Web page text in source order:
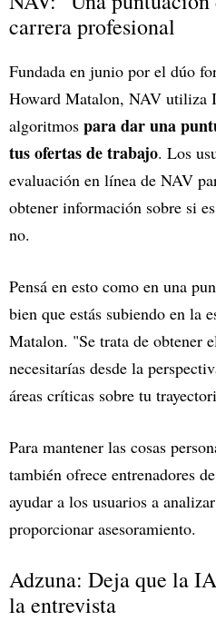
carrera profesional
Fundada en junio por el dúo
Howard Matalon, NAV utiliza
algoritmos para dar una
tus ofertas de trabajo. Los
evaluación en línea de NAV
obtener información sobre si
no.
Pensá en esto como en una
bien que estás subiendo en la
Matalon. "Se trata de obtener
necesitarías desde la
áreas críticas sobre tu
Para mantener las cosas
también ofrece entrenadores
ayudar a los usuarios a
proporcionar asesoramiento.
Adzuna: Deja que la
la entrevista